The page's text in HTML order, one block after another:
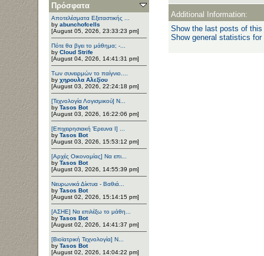
Πρόσφατα
Αποτελέσματα Εξεταστικής ...
by abunchofcells
[August 05, 2026, 23:33:23 pm]
Πότε θα βγει το μάθημα; -...
by Cloud Strife
[August 04, 2026, 14:41:31 pm]
Των συνειρμών το παίγνιο....
by χηρουλα Αλεξίου
[August 03, 2026, 22:24:18 pm]
[Τεχνολογία Λογισμικού] Ν...
by Tasos Bot
[August 03, 2026, 16:22:06 pm]
[Επιχειρησιακή Έρευνα Ι] ...
by Tasos Bot
[August 03, 2026, 15:53:12 pm]
[Αρχές Οικονομίας] Να επι...
by Tasos Bot
[August 03, 2026, 14:55:39 pm]
Νευρωνικά Δίκτυα - Βαθιά...
by Tasos Bot
[August 02, 2026, 15:14:15 pm]
[ΑΣΗΕ] Να επιλέξω το μάθη...
by Tasos Bot
[August 02, 2026, 14:41:37 pm]
[Βιοϊατρική Τεχνολογία] Ν...
by Tasos Bot
[August 02, 2026, 14:04:22 pm]
Additional Information:
Show the last posts of this
Show general statistics for